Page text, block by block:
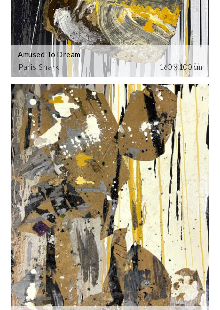
Paris Shark
Amused To Dream
160 x 100 cm